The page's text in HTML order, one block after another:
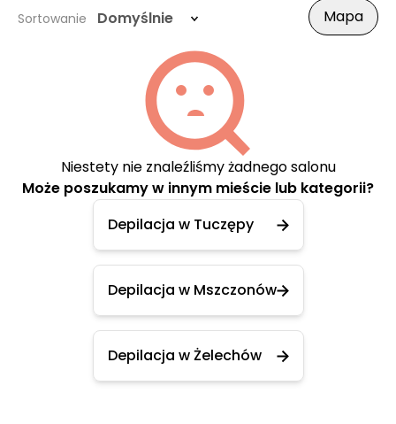
Sortowanie Domyślnie Mapa
Niestety nie znaleźliśmy żadnego salonu
Może poszukamy w innym mieście lub kategorii?
Depilacja w Tuczępy
Depilacja w Mszczonów
Depilacja w Żelechów